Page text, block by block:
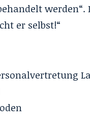
werden“.
er selbst!“